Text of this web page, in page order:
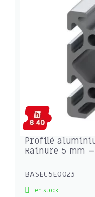
Profilé
Rainure 5 mm
BASE05E0023
en stock